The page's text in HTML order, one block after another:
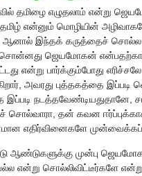
தமிழை எழுதலாம் என்று
என்னும் மொழியின்
ஆனால் இந்தக் கருத்தைச் சொல்ல,
சொன்னது ஜெயமோகன்
என்று பார்க்கும்போது
அவரது புத்தகத்தை இப்படி
நடத்தவேண்டியதுதானே,
தன் கவன
எதிர்வினைகளே
ஆண்டுகளுக்கு முன்பு
என்று சொல்லிவிட்டீர்களே